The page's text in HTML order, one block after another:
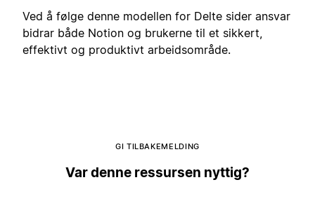
Ved å følge denne modellen for Delte sider ansvar
bidrar både Notion og brukerne til et sikkert,
effektivt og produktivt arbeidsområde.
GI TILBAKEMELDING
Var denne ressursen nyttig?